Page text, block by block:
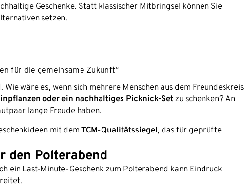
Geschenke. Statt klassischer Mitbringsel können Sie
setzen.
für die gemeinsame Zukunft“
wäre es, wenn sich mehrere Menschen aus dem Freundeskreis
oder ein nachhaltiges Picknick-Set zu schenken? An
lange Freude haben.
mit dem TCM-Qualitätssiegel, das für geprüfte
den Polterabend
ein Last-Minute-Geschenk zum Polterabend kann Eindruck